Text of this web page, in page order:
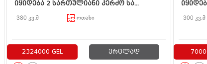
იყიდება 2 სართულიანი კერძო სა...
380 კვ.მ ოთახი
2324000 GEL ვრცლად
300 კვ.მ